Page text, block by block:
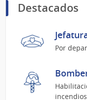
Destacados
Por